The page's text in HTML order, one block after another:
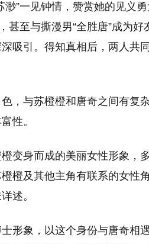
”一见钟情，赞赏她的见义
甚至与撕漫男“全胜唐”成为
吸引。得知真相后，两人共
，与苏橙橙和唐奇之间有复
性。
变身而成的美丽女性形象，
橙及其他主角有联系的女性
述。
形象，以这个身份与唐奇相